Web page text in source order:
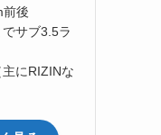
前後
サブ3.5ラ
にRIZINな